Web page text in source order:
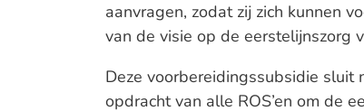
aanvragen, zodat zij zich kunnen
van de visie op de eerstelijnszorg
Deze voorbereidingssubsidie sluit
opdracht van alle ROS’en om de